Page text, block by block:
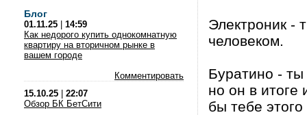
Блог
01.11.25
14:59
Как недорого купить однокомнатную
квартиру на вторичном рынке в
вашем городе
Комментировать
15.10.25
22:07
Обзор БК БетСити
Электроник -
человеком.
Буратино -
но он в итоге
бы тебе этого